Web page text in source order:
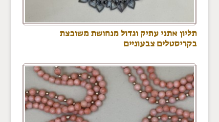
תליון אתני עתיק וגדול מנחושת משובצת
בקריסטלים צבעוניים